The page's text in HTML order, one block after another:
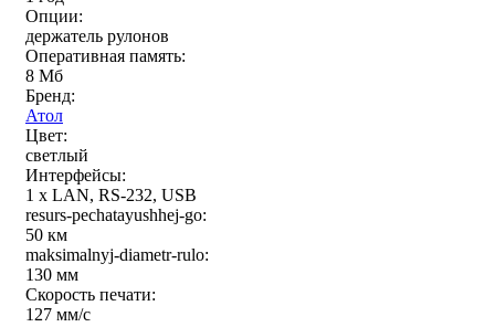
Опции:
держатель рулонов
Оперативная память:
8 Мб
Бренд:
Атол
Цвет:
светлый
Интерфейсы:
1 x LAN, RS-232, USB
resurs-pechatayushhej-go:
50 км
maksimalnyj-diametr-rulo:
130 мм
Скорость печати:
127 мм/с